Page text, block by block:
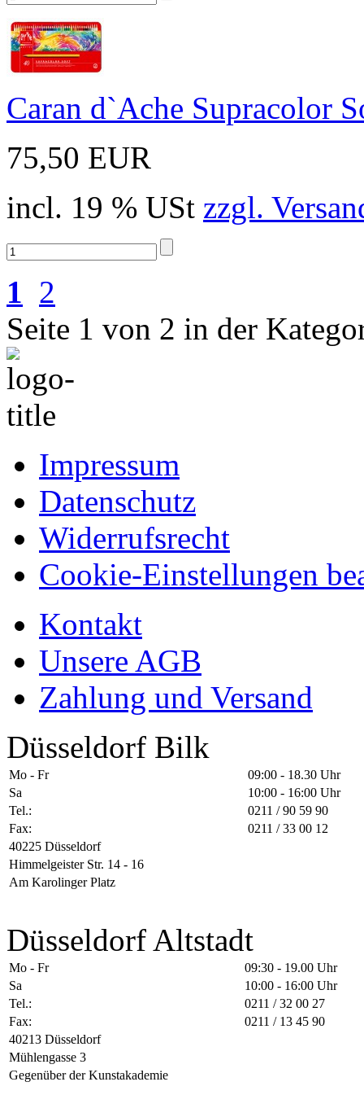
Caran d`Ache Supracolor
75,50 EUR
incl. 19 % USt zzgl.
1 2
Seite 1 von 2 in der
Impressum
Datenschutz
Widerrufsrecht
Cookie-Einstellungen
Kontakt
Unsere AGB
Zahlung und Versand
Düsseldorf Bilk
Mo - Fr
09:00 - 18.30 Uhr
Sa
10:00 - 16:00 Uhr
Tel.:
0211 / 90 59 90
Fax:
0211 / 33 00 12
40225 Düsseldorf
Himmelgeister Str. 14 - 16
Am Karolinger Platz
Düsseldorf Altstadt
Mo - Fr
09:30 - 19.00 Uhr
Sa
10:00 - 16:00 Uhr
Tel.:
0211 / 32 00 27
Fax:
0211 / 13 45 90
40213 Düsseldorf
Mühlengasse 3
Gegenüber der Kunstakademie